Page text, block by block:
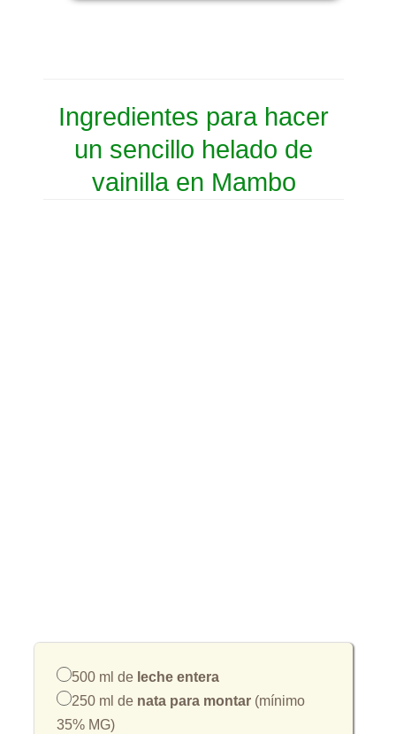
Ingredientes para hacer
un sencillo helado de
vainilla en Mambo
500 ml de leche entera
250 ml de nata para montar (mínimo
35% MG)